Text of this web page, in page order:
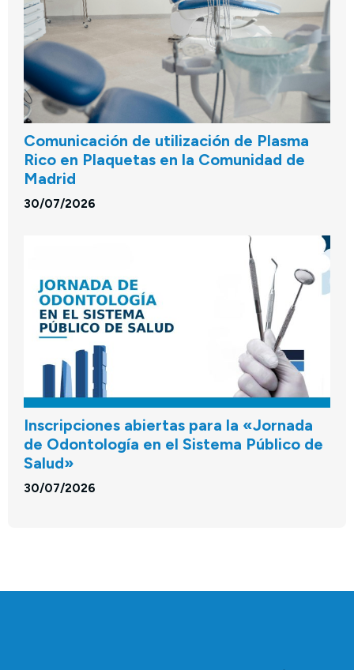
Comunicación de utilización de Plasma
Rico en Plaquetas en la Comunidad de
Madrid
30/07/2026
Inscripciones abiertas para la «Jornada
de Odontología en el Sistema Público de
Salud»
30/07/2026